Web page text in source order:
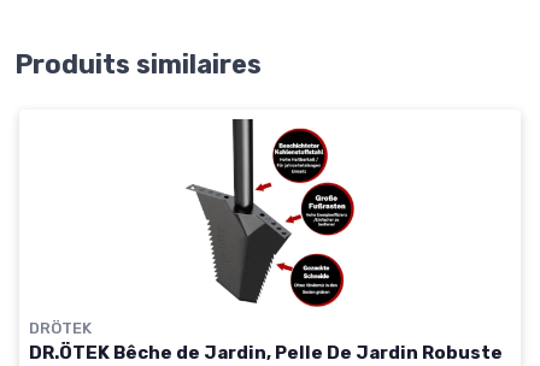
Produits similaires
DRÖTEK
DR.ÖTEK Bêche de Jardin, Pelle De Jardin Robuste